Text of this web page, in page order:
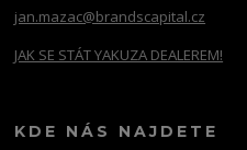
jan.mazac@brandscapital.cz
JAK SE STÁT YAKUZA DEALEREM!
KDE NÁS NAJDETE